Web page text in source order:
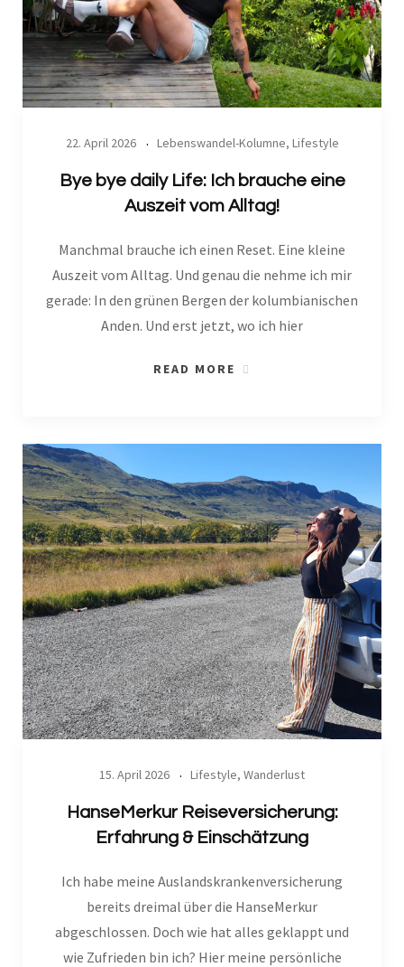
22. April 2026 Lebenswandel-Kolumne, Lifestyle
Bye bye daily Life: Ich brauche eine
Auszeit vom Alltag!
Manchmal brauche ich einen Reset. Eine kleine
Auszeit vom Alltag. Und genau die nehme ich mir
gerade: In den grünen Bergen der kolumbianischen
Anden. Und erst jetzt, wo ich hier
READ MORE
15. April 2026 Lifestyle, Wanderlust
HanseMerkur Reiseversicherung:
Erfahrung & Einschätzung
Ich habe meine Auslandskrankenversicherung
bereits dreimal über die HanseMerkur
abgeschlossen. Doch wie hat alles geklappt und
wie Zufrieden bin ich? Hier meine persönliche